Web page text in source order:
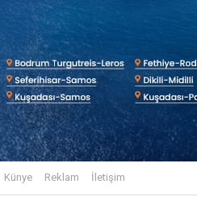
Künye Reklam İletişim